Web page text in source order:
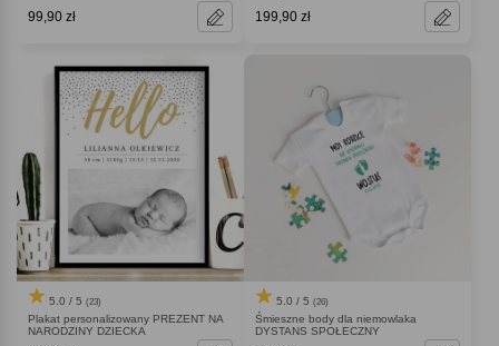
99,90 zł 199,90 zł
5.0 / 5 (23)
Plakat personalizowany PREZENT NA
NARODZINY DZIECKA
5.0 / 5 (26)
Śmieszne body dla niemowlaka
DYSTANS SPOŁECZNY